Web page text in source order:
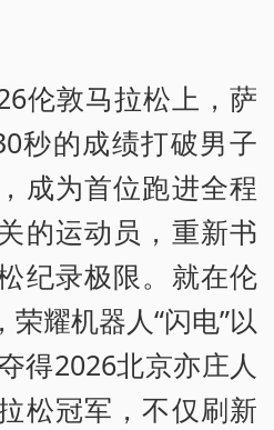
伦敦马拉松上，萨
秒的成绩打破男子
成为首位跑进全程
的运动员，重新书
纪录极限。就在伦
耀机器人“闪电”以
得2026北京亦庄人
松冠军，不仅刷新